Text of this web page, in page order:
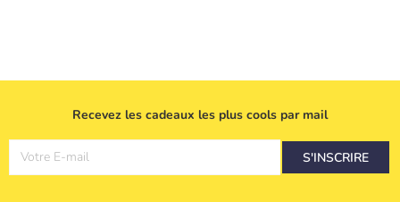
Recevez les cadeaux les plus cools par mail
Votre E-mail S'INSCRIRE